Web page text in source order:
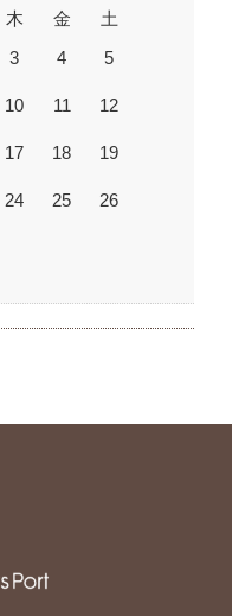
木 金
土
3 4 5
10 11 12
17 18 19
24 25 26